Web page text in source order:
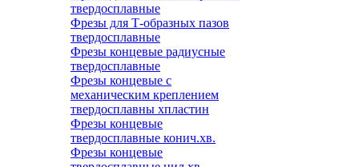
твердосплавные
Фрезы для Т-образных пазов
твердосплавные
Фрезы концевые радиусные
твердосплавные
Фрезы концевые с
механическим креплением
твердосплавны хпластин
Фрезы концевые
твердосплавные конич.хв.
Фрезы концевые